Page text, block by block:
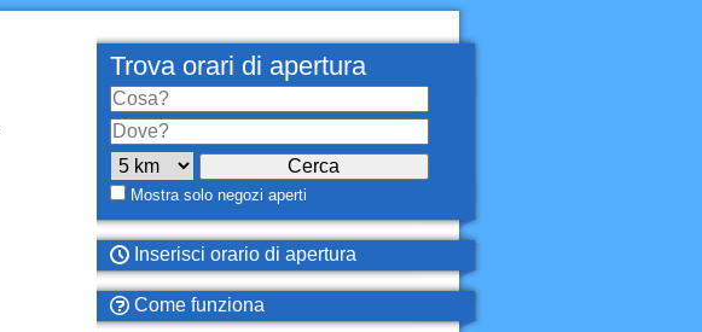
Trova orari di apertura
Mostra solo negozi aperti
Inserisci orario di apertura
Come funziona